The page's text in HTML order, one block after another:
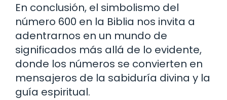
En conclusión, el simbolismo del
número 600 en la Biblia nos invita a
adentrarnos en un mundo de
significados más allá de lo evidente,
donde los números se convierten en
mensajeros de la sabiduría divina y la
guía espiritual.